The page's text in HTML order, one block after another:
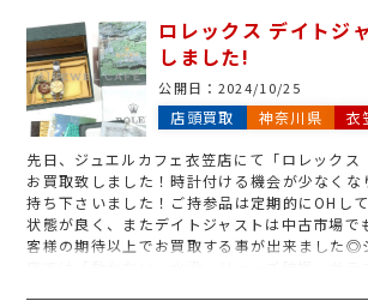
ロレックス デイトジ
しました!
公開日： 2024/10/25
店頭買取 神奈川県 衣
先日、ジュエルカフェ衣笠店にて「ロレックス
お買取致しました！時計付ける機会が少なくな
持ち下さいました！ご持参品は定期的にOHし
状態が良く、またデイトジャストは中古市場で
客様の期待以上でお買取する事が出来ました◎
店では「動かない、水没、リューズ破損、ガ
し」などどんな状態のロレックスでもお買取